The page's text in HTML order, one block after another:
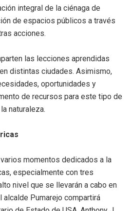
integral de la ciénaga de
de espacios públicos a través
acciones.
las lecciones aprendidas
distintas ciudades. Asimismo,
oportunidades y
de recursos para este tipo de
naturaleza.
momentos dedicados a la
especialmente con tres
nivel que se llevarán a cabo en
alcalde Pumarejo compartirá